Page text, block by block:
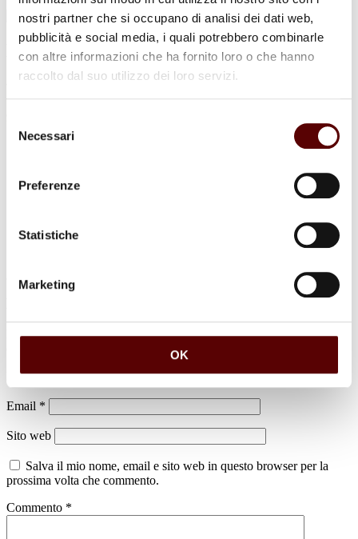
nostri partner che si occupano di analisi dei dati web,
pubblicità e social media, i quali potrebbero combinarle
con altre informazioni che ha fornito loro o che hanno
raccolto dal suo utilizzo dei loro servizi.
delNecessari
Preferenze
Statistiche
Marketing
OK
Marisa Accarisi
Il tuo indirizzo email non sarà pubblicato. I campi obbligatori sono
Nome*
Email *
Sito web
Salva il mio nome, email e sito web in questo browser per la
prossima volta che commento.
Commento *